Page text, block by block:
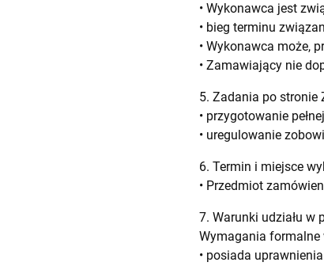
• Wykonawca jest
• bieg terminu
• Wykonawca może,
• Zamawiający nie
5. Zadania po stronie
• przygotowanie
• uregulowanie
6. Termin i miejsce
• Przedmiot
7. Warunki udziału w
Wymagania formalne
• posiada